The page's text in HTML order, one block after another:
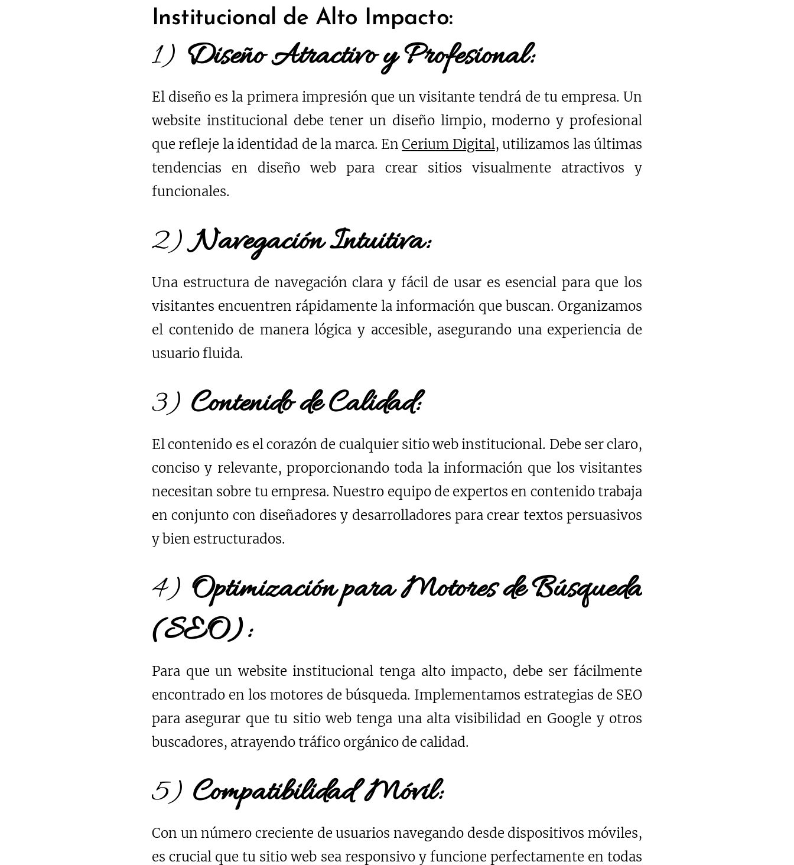
Institucional de Alto Impacto:
1) Diseño Atractivo y Profesional:
El diseño es la primera impresión que un visitante tendrá de tu empresa. Un
website institucional debe tener un diseño limpio, moderno y profesional
que refleje la identidad de la marca. EnCerium Digital, utilizamos las últimas
tendencias en diseño web para crear sitios visualmente atractivos y
funcionales.
2)Navegación Intuitiva:
Una estructura de navegación clara y fácil de usar es esencial para que los
visitantes encuentren rápidamente la información que buscan. Organizamos
el contenido de manera lógica y accesible, asegurando una experiencia de
usuario fluida.
3) Contenido de Calidad:
El contenido es el corazón de cualquier sitio web institucional. Debe ser claro,
conciso y relevante, proporcionando toda la información que los visitantes
necesitan sobre tu empresa. Nuestro equipo de expertos en contenido trabaja
en conjunto con diseñadores y desarrolladores para crear textos persuasivos
y bien estructurados.
4) Optimización para Motores de Búsqueda
(SEO):
Para que un website institucional tenga alto impacto, debe ser fácilmente
encontrado en los motores de búsqueda. Implementamos estrategias de SEO
para asegurar que tu sitio web tenga una alta visibilidad en Google y otros
buscadores, atrayendo tráfico orgánico de calidad.
5) Compatibilidad Móvil:
Con un número creciente de usuarios navegando desde dispositivos móviles,
es crucial que tu sitio web sea responsivo y funcione perfectamente en todas